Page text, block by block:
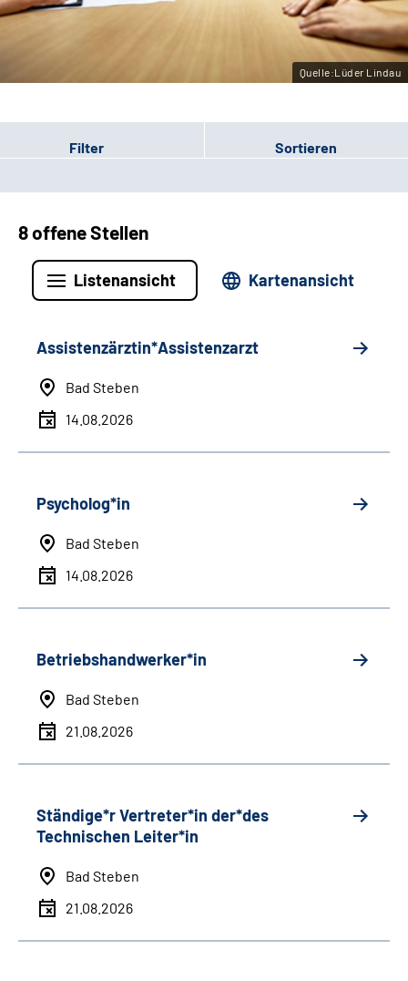
Leichte Sprache
Quelle:Lüder Lindau
Filter Sortieren
8 offene Stellen
Listenansicht Kartenansicht
Assistenzärztin*Assistenzarzt
Bad Steben
14.08.2026
Psycholog*in
Bad Steben
14.08.2026
Betriebshandwerker*in
Bad Steben
21.08.2026
Ständige*r Vertreter*in der*des
Technischen Leiter*in
Bad Steben
21.08.2026